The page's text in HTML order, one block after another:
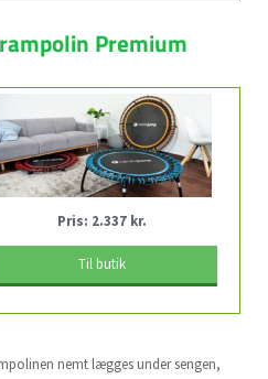
Premium
Pris: 2.337 kr.
Til butik
nemt lægges under sengen,